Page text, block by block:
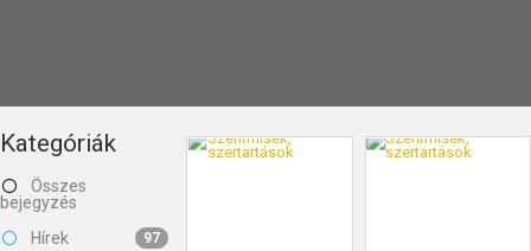
Kategóriák
Összes
bejegyzés
Hírek
97